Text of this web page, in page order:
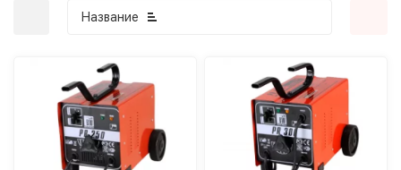
Название
покупателей